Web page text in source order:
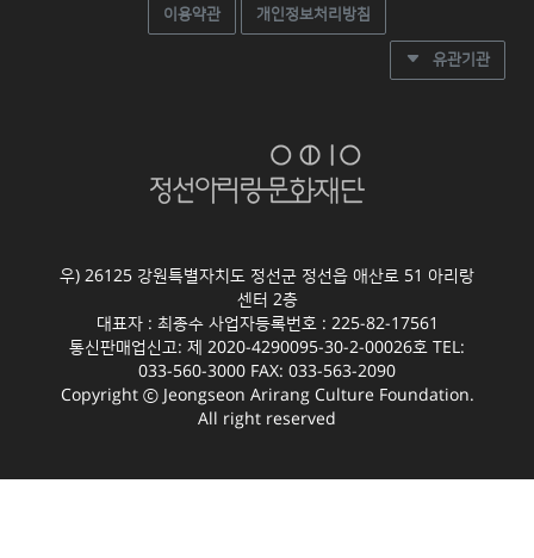
이용약관 개인정보처리방침
유관기관
우) 26125 강원특별자치도 정선군 정선읍 애산로 51 아리랑
센터 2층
대표자 : 최종수 사업자등록번호 : 225-82-17561
통신판매업신고: 제 2020-4290095-30-2-00026호 TEL:
033-560-3000 FAX: 033-563-2090
Copyright ⓒ Jeongseon Arirang Culture Foundation.
All right reserved